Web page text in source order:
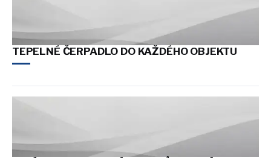
TEPELNÉ ČERPADLO DO KAŽDÉHO OBJEKTU